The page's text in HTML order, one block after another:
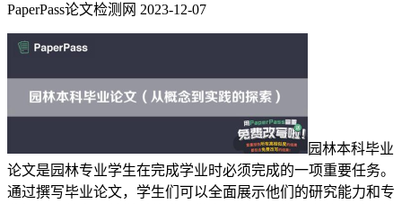
PaperPass论文检测网 2023-12-07
园林本科毕业
论文是园林专业学生在完成学业时必须完成的一项重要任务。
通过撰写毕业论文，学生们可以全面展示他们的研究能力和专